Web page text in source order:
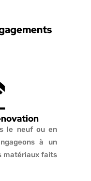
le neuf ou en
à un
matériaux faits